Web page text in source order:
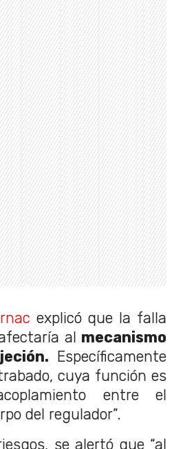
explicó que la falla
al mecanismo
Específicamente
cuya función es
entre el
del regulador”.
se alertó que “al